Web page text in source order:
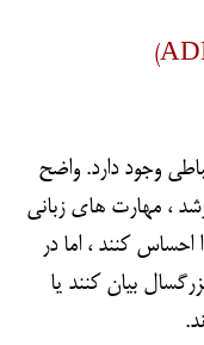
وجود دارد. واضح
، مهارت های زبانی
کنند ، اما در
بیان کنند یا